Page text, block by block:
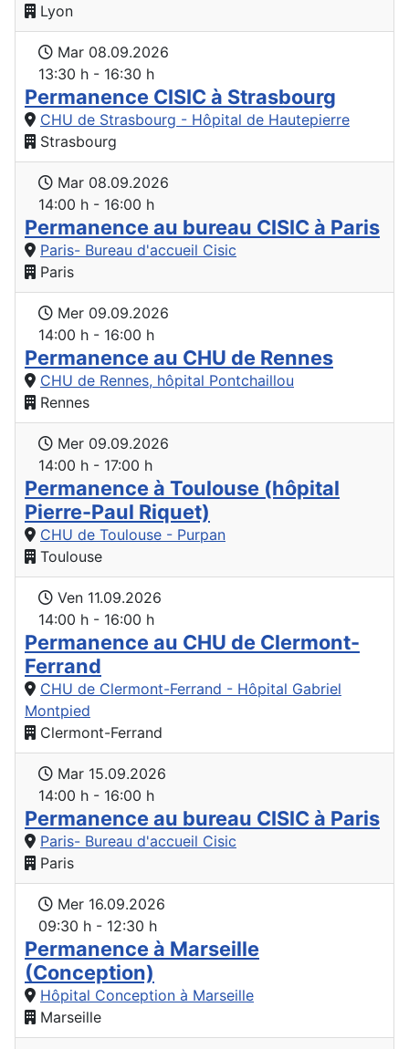
Lyon
Mar 08.09.2026
13:30 h - 16:30 h
Permanence CISIC à Strasbourg
CHU de Strasbourg - Hôpital de Hautepierre
Strasbourg
Mar 08.09.2026
14:00 h - 16:00 h
Permanence au bureau CISIC à Paris
Paris- Bureau d'accueil Cisic
Paris
Mer 09.09.2026
14:00 h - 16:00 h
Permanence au CHU de Rennes
CHU de Rennes, hôpital Pontchaillou
Rennes
Mer 09.09.2026
14:00 h - 17:00 h
Permanence à Toulouse (hôpital
Pierre-Paul Riquet)
CHU de Toulouse - Purpan
Toulouse
Ven 11.09.2026
14:00 h - 16:00 h
Permanence au CHU de Clermont-
Ferrand
CHU de Clermont-Ferrand - Hôpital Gabriel
Montpied
Clermont-Ferrand
Mar 15.09.2026
14:00 h - 16:00 h
Permanence au bureau CISIC à Paris
Paris- Bureau d'accueil Cisic
Paris
Mer 16.09.2026
09:30 h - 12:30 h
Permanence à Marseille
(Conception)
Hôpital Conception à Marseille
Marseille